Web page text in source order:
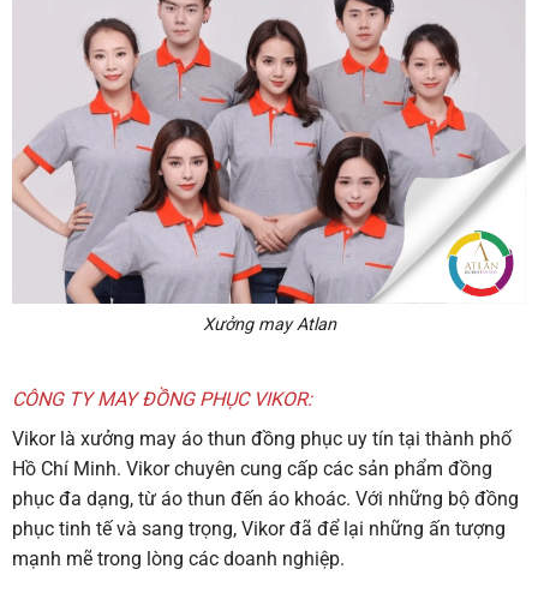
Xưởng may Atlan
CÔNG TY MAY ĐỒNG PHỤC VIKOR:
Vikor là xưởng may áo thun đồng phục uy tín tại thành phố
Hồ Chí Minh. Vikor chuyên cung cấp các sản phẩm đồng
phục đa dạng, từ áo thun đến áo khoác. Với những bộ đồng
phục tinh tế và sang trọng, Vikor đã để lại những ấn tượng
mạnh mẽ trong lòng các doanh nghiệp.